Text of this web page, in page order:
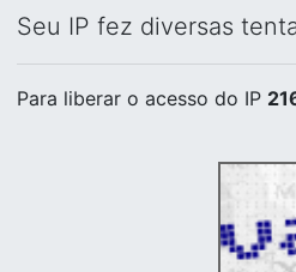
Seu IP fez diversas
Para liberar o acesso do IP